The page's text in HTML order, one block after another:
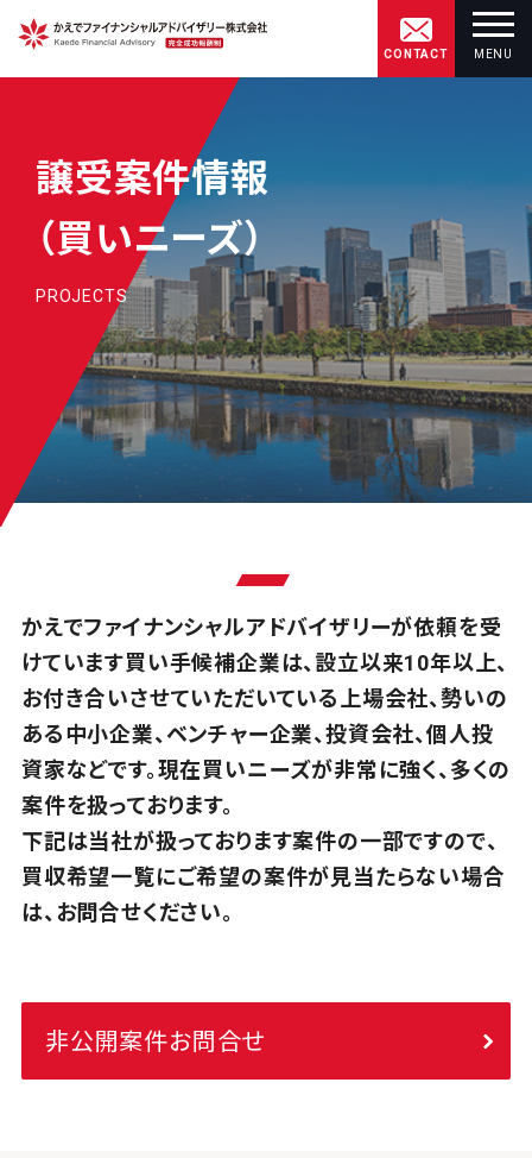
CONTACT MENU
譲受案件情報
（買いニーズ）
PROJECTS
かえでファイナンシャルアドバイザリーが依頼を受
けています買い手候補企業は、設立以来10年以上、
お付き合いさせていただいている上場会社、勢いの
ある中小企業、ベンチャー企業、投資会社、個人投
資家などです。現在買いニーズが非常に強く、多くの
案件を扱っております。
下記は当社が扱っております案件の一部ですので、
買収希望一覧にご希望の案件が見当たらない場合
は、お問合せください。
非公開案件お問合せ